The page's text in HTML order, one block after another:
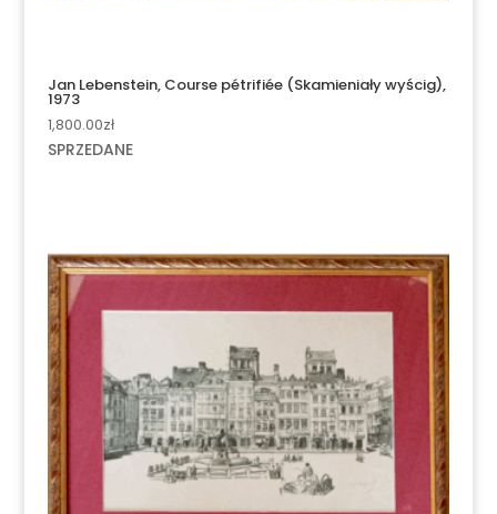
Jan Lebenstein, Course pétrifiée (Skamieniały wyścig),
1973
1,800.00zł
SPRZEDANE